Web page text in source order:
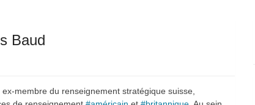
Baud
membre du renseignement stratégique suisse,